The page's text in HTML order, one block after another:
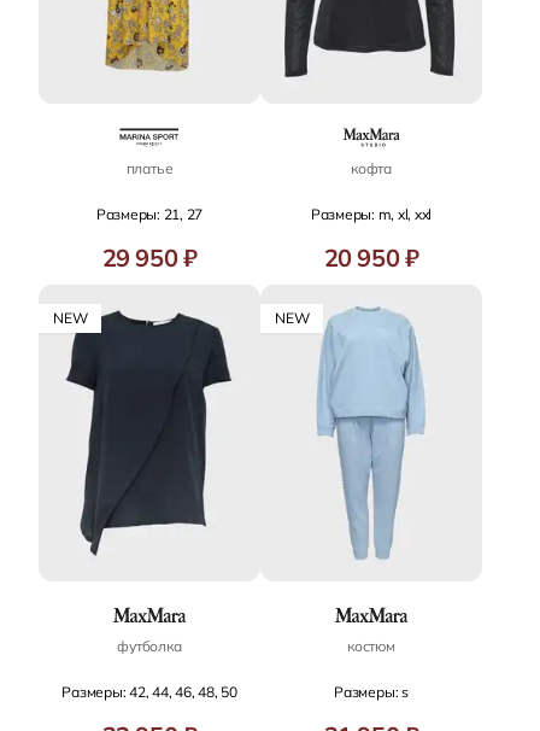
платье
Размеры: 21, 27
29 950 ₽
кофта
Размеры: m, xl, xxl
20 950 ₽
NEW
футболка
Размеры: 42, 44, 46, 48, 50
NEW
костюм
Размеры: s